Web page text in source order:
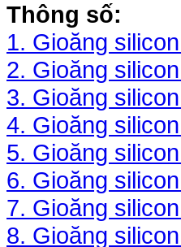
Thông số:
1. Gioăng
2. Gioăng
3. Gioăng
4. Gioăng
5. Gioăng
6. Gioăng
7. Gioăng
8. Gioăng